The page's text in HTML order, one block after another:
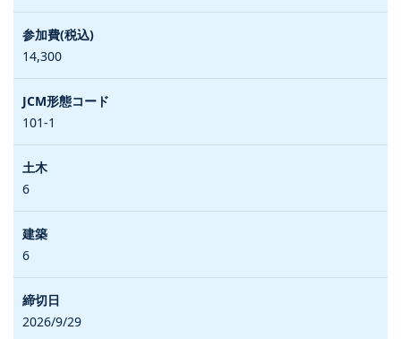
14,300
101-1
6
6
2026/9/29